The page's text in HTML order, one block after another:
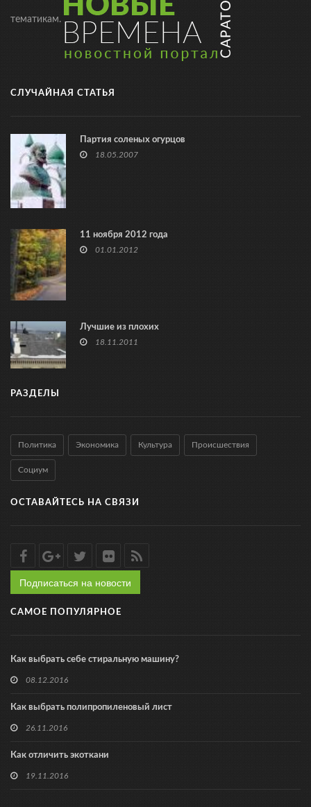
тематикам.
СЛУЧАЙНАЯ СТАТЬЯ
Партия соленых огурцов
18.05.2007
11 ноября 2012 года
01.01.2012
Лучшие из плохих
18.11.2011
РАЗДЕЛЫ
Политика Экономика Культура Происшествия
Социум
ОСТАВАЙТЕСЬ НА СВЯЗИ
Подписаться на новости
САМОЕ ПОПУЛЯРНОЕ
Как выбрать себе стиральную машину?
08.12.2016
Как выбрать полипропиленовый лист
26.11.2016
Как отличить экоткани
19.11.2016